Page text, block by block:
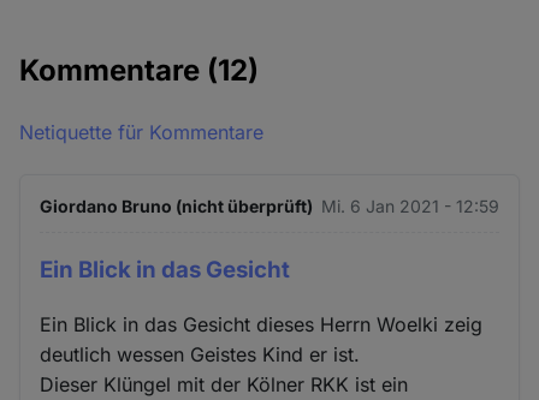
Kommentare (12)
Netiquette für Kommentare
Giordano Bruno (nicht überprüft) Mi. 6 Jan 2021 - 12:59
Ein Blick in das Gesicht
Ein Blick in das Gesicht dieses Herrn Woelki zeig
deutlich wessen Geistes Kind er ist.
Dieser Klüngel mit der Kölner RKK ist ein